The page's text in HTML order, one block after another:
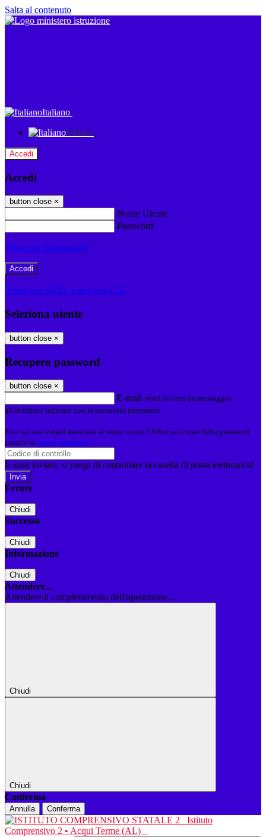
Salta al contenuto
Italiano
Italiano
Accedi
Accedi
button close ×
Nome Utente
Password
Password dimenticata?
-
Entra con SPID Entra con CIE
Seleziona utente
button close ×
Recupero password
button close ×
E-mail Verrà inviato un messaggio
all'indirizzo indicato con le istruzioni necessarie.
Non hai una e-mail associata al nome utente? Effettua il reset della password
tramite la Login Spaggiari
E-mail inviata, si prega di controllare la casella di posta elettronica!
Errore
Chiudi
Successo
Chiudi
Informazione
Chiudi
Attendere...
Attendere il completamento dell'operazione...
Chiudi
Chiudi
Conferma
Annulla Conferma
Istituto
Comprensivo 2 • Acqui Terme (AL)